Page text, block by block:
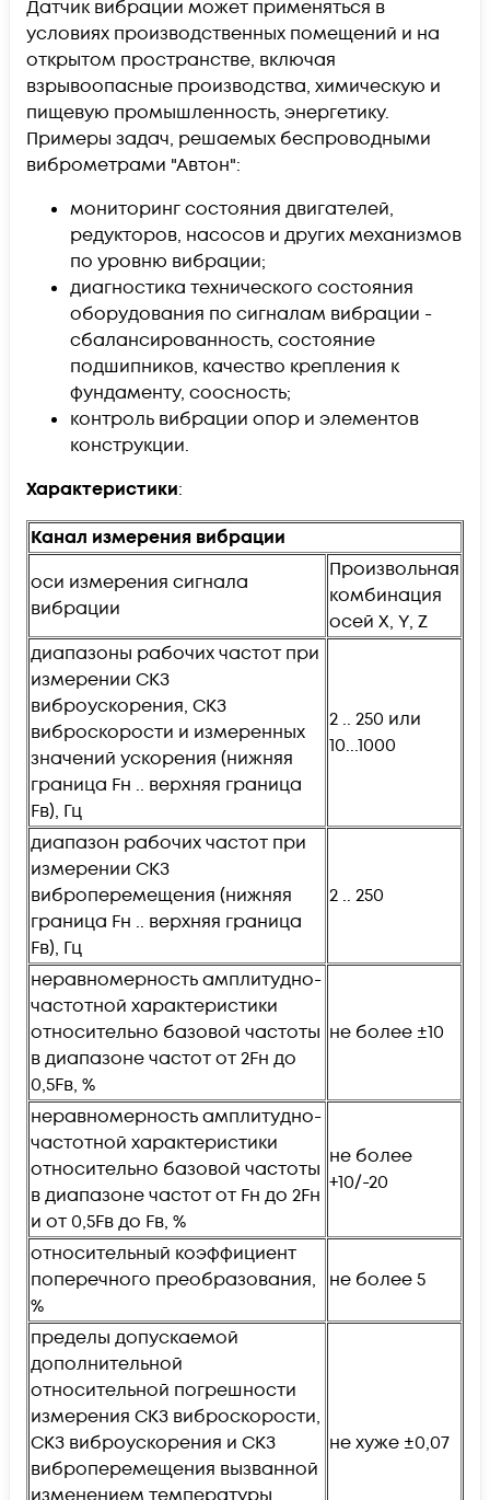
Датчик вибрации может применяться в
условиях производственных помещений и на
открытом пространстве, включая
взрывоопасные производства, химическую и
пищевую промышленность, энергетику.
Примеры задач, решаемых беспроводными
виброметрами "Автон":
мониторинг состояния двигателей,
редукторов, насосов и других механизмов
по уровню вибрации;
диагностика технического состояния
оборудования по сигналам вибрации -
сбалансированность, состояние
подшипников, качество крепления к
фундаменту, соосность;
контроль вибрации опор и элементов
конструкции.
Характеристики:
Канал измерения вибрации
оси измерения сигнала
вибрации
Произвольная
комбинация
осей X, Y, Z
диапазоны рабочих частот при
измерении СКЗ
виброускорения, СКЗ
виброскорости и измеренных
значений ускорения (нижняя
граница Fн .. верхняя граница
Fв), Гц
2 .. 250 или
10...1000
диапазон рабочих частот при
измерении СКЗ
виброперемещения (нижняя
граница Fн .. верхняя граница
Fв), Гц
2 .. 250
неравномерность амплитудно-
частотной характеристики
относительно базовой частоты
в диапазоне частот от 2Fн до
0,5Fв, %
не более ±10
неравномерность амплитудно-
частотной характеристики
относительно базовой частоты
в диапазоне частот от Fн до 2Fн
и от 0,5Fв до Fв, %
не более
+10/-20
относительный коэффициент
поперечного преобразования,
%
не более 5
пределы допускаемой
дополнительной
относительной погрешности
измерения СКЗ виброскорости,
СКЗ виброускорения и СКЗ
виброперемещения вызванной
не хуже ±0,07